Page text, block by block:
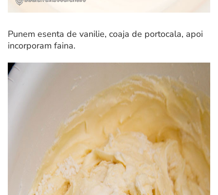
Punem esenta de vanilie, coaja de portocala, apoi
incorporam faina.